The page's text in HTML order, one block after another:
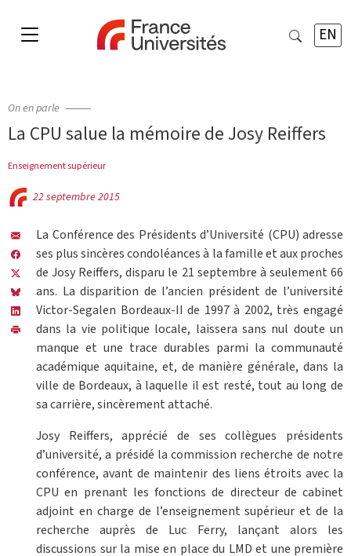
EN
On en parle
La CPU salue la mémoire de Josy Reiffers
Enseignement supérieur
22 septembre 2015
La Conférence des Présidents d’Université (CPU) adresse
ses plus sincères condoléances à la famille et aux proches
de Josy Reiffers, disparu le 21 septembre à seulement 66
ans. La disparition de l’ancien président de l’université
Victor-Segalen Bordeaux-II de 1997 à 2002, très engagé
dans la vie politique locale, laissera sans nul doute un
manque et une trace durables parmi la communauté
académique aquitaine, et, de manière générale, dans la
ville de Bordeaux, à laquelle il est resté, tout au long de
sa carrière, sincèrement attaché.
Josy Reiffers, apprécié de ses collègues présidents
d’université, a présidé la commission recherche de notre
conférence, avant de maintenir des liens étroits avec la
CPU en prenant les fonctions de directeur de cabinet
adjoint en charge de l’enseignement supérieur et de la
recherche auprès de Luc Ferry, lançant alors les
discussions sur la mise en place du LMD et une première